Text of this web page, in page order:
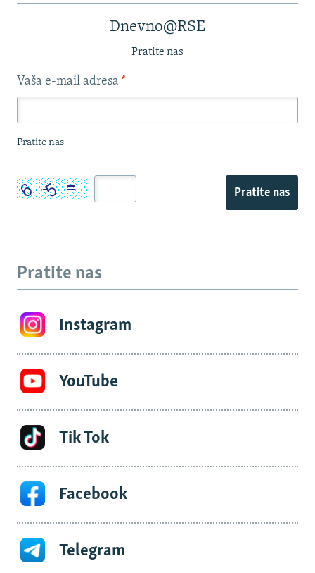
Dnevno@RSE
Pratite nas
Vaša e-mail adresa *
Pratite nas
Pratite nas
Pratite nas
Instagram
YouTube
Tik Tok
Facebook
Telegram